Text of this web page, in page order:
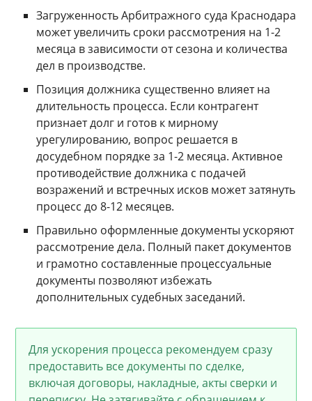
Загруженность Арбитражного суда Краснодара
может увеличить сроки рассмотрения на 1-2
месяца в зависимости от сезона и количества
дел в производстве.
Позиция должника существенно влияет на
длительность процесса. Если контрагент
признает долг и готов к мирному
урегулированию, вопрос решается в
досудебном порядке за 1-2 месяца. Активное
противодействие должника с подачей
возражений и встречных исков может затянуть
процесс до 8-12 месяцев.
Правильно оформленные документы ускоряют
рассмотрение дела. Полный пакет документов
и грамотно составленные процессуальные
документы позволяют избежать
дополнительных судебных заседаний.
Для ускорения процесса рекомендуем сразу
предоставить все документы по сделке,
включая договоры, накладные, акты сверки и